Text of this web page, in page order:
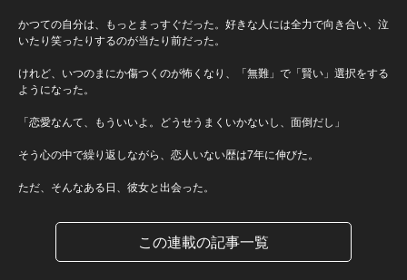
かつての自分は、もっとまっすぐだった。好きな人には全力で向き合い、泣
いたり笑ったりするのが当たり前だった。
けれど、いつのまにか傷つくのが怖くなり、「無難」で「賢い」選択をする
ようになった。
「恋愛なんて、もういいよ。どうせうまくいかないし、面倒だし」
そう心の中で繰り返しながら、恋人いない歴は7年に伸びた。
ただ、そんなある日、彼女と出会った。
この連載の記事一覧